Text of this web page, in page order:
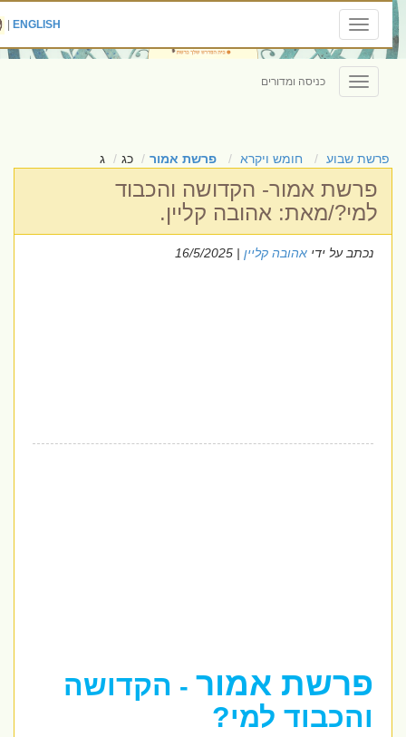
Toggle
navigation
ENGLISH
|
Toggle
navigation
כניסה ומדורים
פרשת שבוע חומש ויקרא פרשת אמור כג ג
פרשת אמור- הקדושה והכבוד
למי?/מאת: אהובה קליין.
נכתב על ידיאהובה קליין| 16/5/2025
פרשת אמור-הקדושה
והכבוד למי?